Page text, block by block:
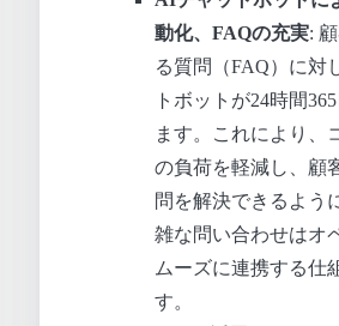
動化、FAQの充実:
る質問（FAQ）に対
トボットが24時間
ます。これにより、
の負荷を軽減し、顧
問を解決できるよう
雑な問い合わせはオ
ムーズに連携する仕
す。